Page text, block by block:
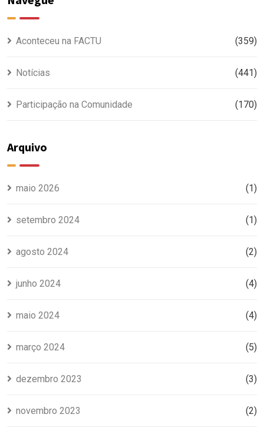
Aconteceu na FACTU (359)
Notícias (441)
Participação na Comunidade (170)
Arquivo
maio 2026 (1)
setembro 2024 (1)
agosto 2024 (2)
junho 2024 (4)
maio 2024 (4)
março 2024 (5)
dezembro 2023 (3)
novembro 2023 (2)